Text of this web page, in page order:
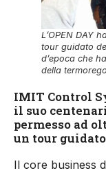
L’OPEN DAY
tour guidato
d’epoca che
della
IMIT Control
il suo
permesso ad
un tour
Il core business